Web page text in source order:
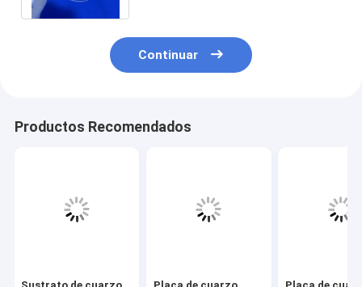
Continuar
Productos Recomendados